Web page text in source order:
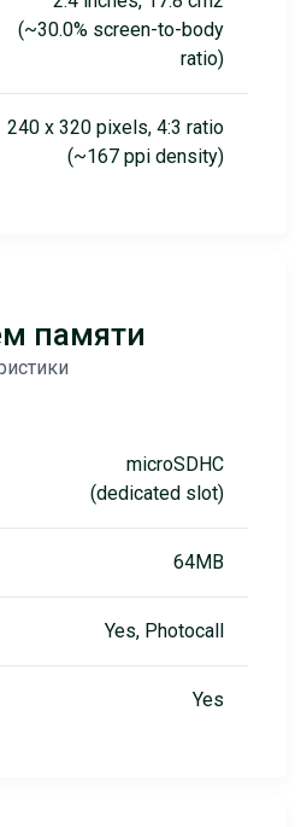
(~30.0% screen-to-body
ratio)
240 x 320 pixels, 4:3 ratio
(~167 ppi density)
памяти
microSDHC
(dedicated slot)
64MB
Yes, Photocall
Yes